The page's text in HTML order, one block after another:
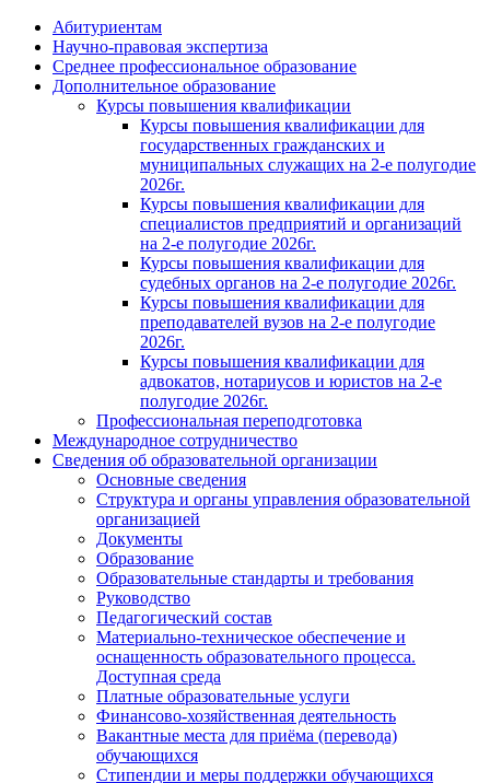
Абитуриентам
Научно-правовая экспертиза
Cреднее профессиональное образование
Дополнительное образование
Курсы повышения квалификации
Курсы повышения квалификации для
государственных гражданских и
муниципальных служащих на 2-е полугодие
2026г.
Курсы повышения квалификации для
специалистов предприятий и организаций
на 2-е полугодие 2026г.
Курсы повышения квалификации для
судебных органов на 2-е полугодие 2026г.
Курсы повышения квалификации для
преподавателей вузов на 2-е полугодие
2026г.
Курсы повышения квалификации для
адвокатов, нотариусов и юристов на 2-е
полугодие 2026г.
Профессиональная переподготовка
Международное сотрудничество
Сведения об образовательной организации
Основные сведения
Структура и органы управления образовательной
организацией
Документы
Образование
Образовательные стандарты и требования
Руководство
Педагогический состав
Материально-техническое обеспечение и
оснащенность образовательного процесса.
Доступная среда
Платные образовательные услуги
Финансово-хозяйственная деятельность
Вакантные места для приёма (перевода)
обучающихся
Стипендии и меры поддержки обучающихся